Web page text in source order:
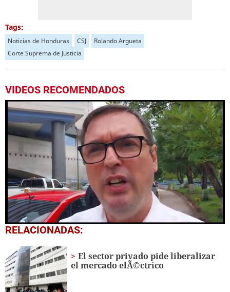
Tags:
Noticias de Honduras CSJ
Rolando Argueta
Corte Suprema de Justicia
VIDEOS RECOMENDADOS
0
seconds
minutes,
1
second
RELACIONADAS:
El sector privado pide liberalizar
el mercado elÃ©ctrico